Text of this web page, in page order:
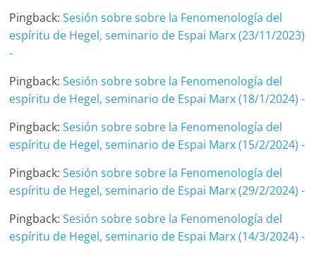
Pingback:Sesión sobre sobre la Fenomenología del
espíritu de Hegel, seminario de Espai Marx (23/11/2023)
-
Pingback:Sesión sobre sobre la Fenomenología del
espíritu de Hegel, seminario de Espai Marx (18/1/2024) -
Pingback:Sesión sobre sobre la Fenomenología del
espíritu de Hegel, seminario de Espai Marx (15/2/2024) -
Pingback:Sesión sobre sobre la Fenomenología del
espíritu de Hegel, seminario de Espai Marx (29/2/2024) -
Pingback:Sesión sobre sobre la Fenomenología del
espíritu de Hegel, seminario de Espai Marx (14/3/2024) -